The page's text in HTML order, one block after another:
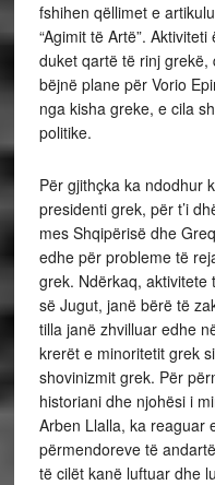
fshihen qëllimet e
“Agimit të Artë”.
duket qartë të rinj
bëjnë plane për Vorio
nga kisha greke, e cila
politike.
Për gjithçka ka ndodhur
presidenti grek, për t’i
mes Shqipërisë dhe
edhe për probleme të
grek. Ndërkaq, aktivitete
së Jugut, janë bërë të
tilla janë zhvilluar edhe
krerët e minoritetit grek
shovinizmit grek. Për
historiani dhe njohësi i
Arben Llalla, ka reaguar
përmendoreve të
të cilët kanë luftuar dhe